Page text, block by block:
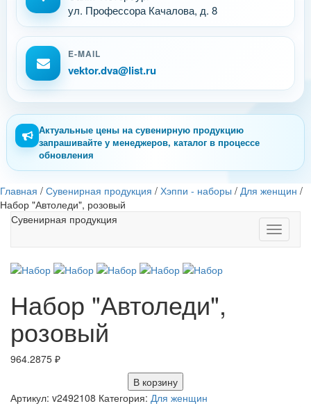
ул. Профессора Качалова, д. 8
E-MAIL
vektor.dva@list.ru
Актуальные цены на сувенирную продукцию
запрашивайте у менеджеров, каталог в процессе
обновления
Главная / Сувенирная продукция / Хэппи - наборы / Для женщин /
Набор "Автоледи", розовый
Toggle
Сувенирная продукция
Набор "Автоледи",
розовый
964.2875 ₽
В корзину
Артикул: v2492108 Категория: Для женщин